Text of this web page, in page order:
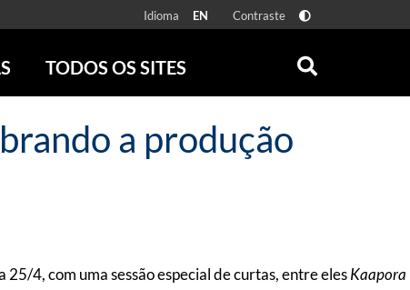
Idioma EN Contraste
FÍSICAS
TODOS OS SITES
ZUM
DISCOGRAFIA BRASILEIRA
SERROTE
a produção
4, com uma sessão especial de curtas, entre elesKaapora